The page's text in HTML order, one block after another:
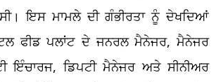
ਇਸ ਮਾਮਲੇ ਦੀ ਗੰਭੀਰਤਾ ਨੂੰ ਦੇਖਦਿਆਂ
ਫੀਡ ਪਲਾਂਟ ਦੇ ਜਨਰਲ ਮੈਨੇਜਰ, ਮੈਨੇਜਰ
ਇੰਚਾਰਜ, ਡਿਪਟੀ ਮੈਨੇਜਰ ਅਤੇ ਸੀਨੀਅਰ